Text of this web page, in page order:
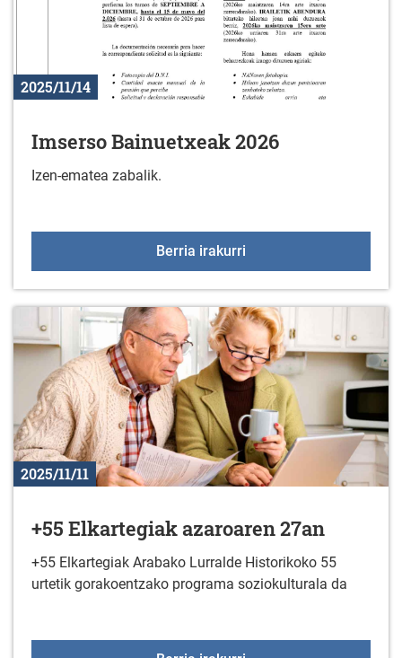
2025/11/14
Imserso Bainuetxeak 2026
Izen-ematea zabalik.
Berria irakurri
2025/11/11
+55 Elkartegiak azaroaren 27an
+55 Elkartegiak Arabako Lurralde Historikoko 55
urtetik gorakoentzako programa soziokulturala da